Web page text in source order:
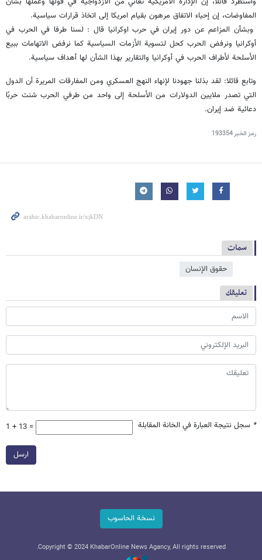
المفاوضات، إن إحياء الاتفاق مرهون بقیام امریکا إلی اتخاذ قرارات سياسية.
وبشأن المزاعم عن دور إیران في حرب اوكرانيا قال : لسنا طرفا في الحرب في
أوكرانيا ونرفض الحرب كحل لتسوية الأزمات السياسية كما نرفض الاتهامات ببيع
الأسلحة لأطراف الحرب في أوكرانيا والتقارير بهذا الشأن لها أهداف سياسية.
وتابع قائلا: لقد بذلنا جهودنا لإنهاء النهج العسكري ومن المفارقات المريرة أن الدول
التي تصدر ملايين الدولارات من الأسلحة إلى واحد من طرفي الحرب شنت حربًا
دعائية ضد إيران.
رمز الخبر193354
سمات
حقوق الإنسان
تعليقك
* سجل نتيجة العبارة في الخانة المقابلة 1 + 13 =
ارسل
نسخة الحاسوب
Copyright © 2024 KhabarOnline News Agancy, All rights reserved.